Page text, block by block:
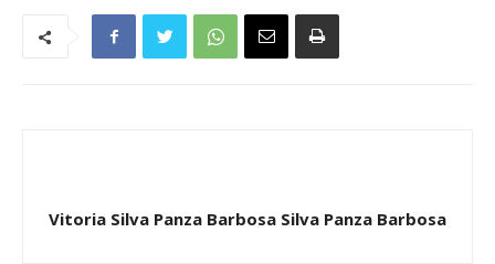
Vitoria Silva Panza Barbosa Silva Panza Barbosa